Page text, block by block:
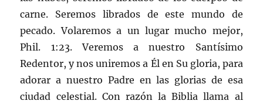
carne. Seremos librados de este mundo de
pecado. Volaremos a un lugar mucho mejor,
Phil. 1:23. Veremos a nuestro Santísimo
Redentor, y nos uniremos a Él en Su gloria, para
adorar a nuestro Padre en las glorias de esa
ciudad celestial. Con razón la Biblia llama al